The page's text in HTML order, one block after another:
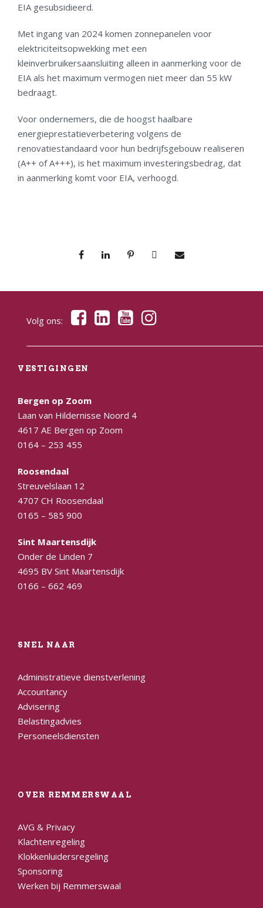
EIA gesubsidieerd.
Met ingang van 2024 komen zonnepanelen voor
elektriciteitsopwekking met een
kleinverbruikersaansluiting alleen in aanmerking voor de
EIA als het maximum vermogen niet meer dan 55 kW
bedraagt.
Voor ondernemers, die de hoogst haalbare
energieprestatieverbetering volgens de
renovatiestandaard voor hun bedrijfsgebouw realiseren
(A++ of A+++), is het maximum investeringsbedrag, dat
in aanmerking komt voor EIA, verhoogd.
Volg ons:
VESTIGINGEN
Bergen op Zoom
Laan van Hildernisse Noord 4
4617 AE Bergen op Zoom
0164 – 253 455
Roosendaal
Streuvelslaan 12
4707 CH Roosendaal
0165 – 585 900
Sint Maartensdijk
Onder de Linden 7
4695 BV Sint Maartensdijk
0166 – 662 469
SNEL NAAR
Administratieve dienstverlening
Accountancy
Advisering
Belastingadvies
Personeelsdiensten
OVER REMMERSWAAL
AVG & Privacy
Klachtenregeling
Klokkenluidersregeling
Sponsoring
Werken bij Remmerswaal